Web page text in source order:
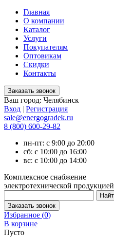
Главная
О компании
Каталог
Услуги
Покупателям
Оптовикам
Скидки
Контакты
Ваш город: Челябинск
Вход | Регистрация
sale@energogradek.ru
8 (800) 600-29-82
пн-пт: с 9:00 до 20:00
сб: с 10:00 до 16:00
вс: с 10:00 до 14:00
Комплексное снабжение
электротехнической продукцией
Избранное (0)
В корзине
Пусто